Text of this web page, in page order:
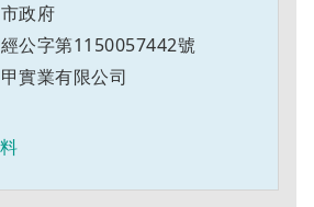
政府
公字第1150057442號
實業有限公司